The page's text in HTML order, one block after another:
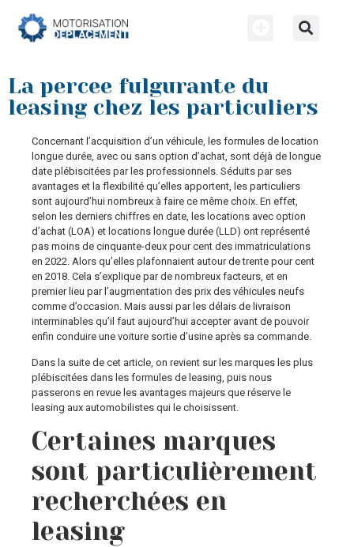
La percee fulgurante du
leasing chez les particuliers
Concernant l’acquisition d’un véhicule, les formules de location
longue durée, avec ou sans option d’achat, sont déjà de longue
date plébiscitées par les professionnels. Séduits par ses
avantages et la flexibilité qu’elles apportent, les particuliers
sont aujourd’hui nombreux à faire ce même choix. En effet,
selon les derniers chiffres en date, les locations avec option
d’achat (LOA) et locations longue durée (LLD) ont représenté
pas moins de cinquante-deux pour cent des immatriculations
en 2022. Alors qu’elles plafonnaient autour de trente pour cent
en 2018. Cela s’explique par de nombreux facteurs, et en
premier lieu par l’augmentation des prix des véhicules neufs
comme d’occasion. Mais aussi par les délais de livraison
interminables qu’il faut aujourd’hui accepter avant de pouvoir
enfin conduire une voiture sortie d’usine après sa commande.
Dans la suite de cet article, on revient sur les marques les plus
plébiscitées dans les formules de leasing, puis nous
passerons en revue les avantages majeurs que réserve le
leasing aux automobilistes qui le choisissent.
Certaines marques
sont particulièrement
recherchées en
leasing